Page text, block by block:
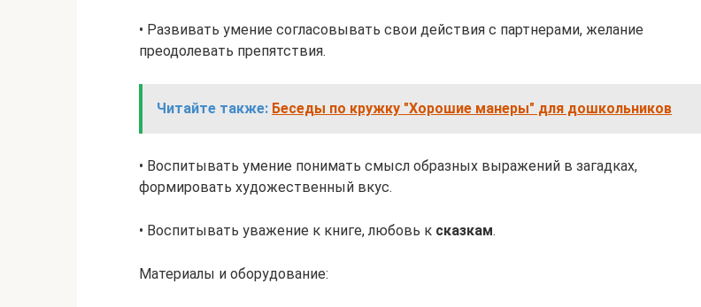
• Развивать умение согласовывать свои действия с партнерами, желание
преодолевать препятствия.
Читайте также: Беседы по кружку "Хорошие манеры" для дошкольников
• Воспитывать умение понимать смысл образных выражений в загадках,
формировать художественный вкус.
• Воспитывать уважение к книге, любовь к сказкам.
Материалы и оборудование: